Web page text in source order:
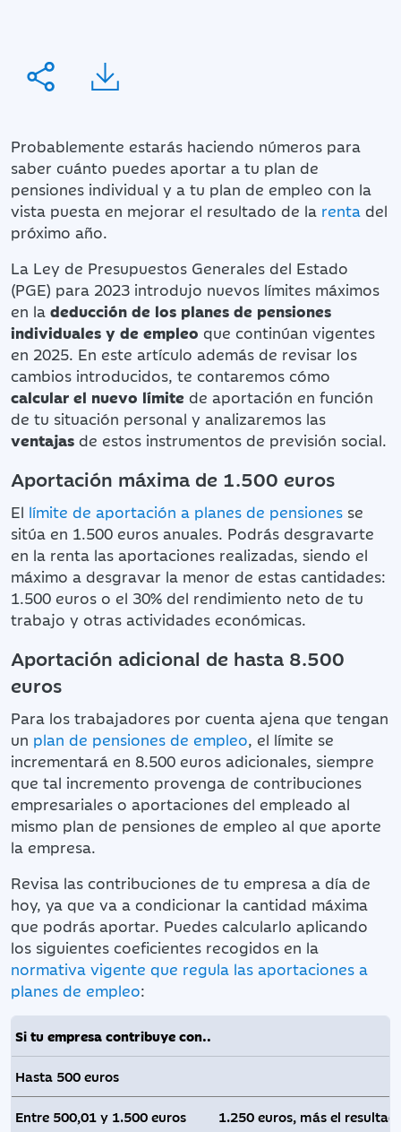
Probablemente estarás haciendo números para
saber cuánto puedes aportar a tu plan de
pensiones individual y a tu plan de empleo con la
vista puesta en mejorar el resultado de la renta del
próximo año.
La Ley de Presupuestos Generales del Estado
(PGE) para 2023 introdujo nuevos límites máximos
en la deducción de los planes de pensiones
individuales y de empleo que continúan vigentes
en 2025. En este artículo además de revisar los
cambios introducidos, te contaremos cómo
calcular el nuevo límite de aportación en función
de tu situación personal y analizaremos las
ventajas de estos instrumentos de previsión social.
Aportación máxima de 1.500 euros
El límite de aportación a planes de pensiones se
sitúa en 1.500 euros anuales. Podrás desgravarte
en la renta las aportaciones realizadas, siendo el
máximo a desgravar la menor de estas cantidades:
1.500 euros o el 30% del rendimiento neto de tu
trabajo y otras actividades económicas.
Aportación adicional de hasta 8.500
euros
Para los trabajadores por cuenta ajena que tengan
un plan de pensiones de empleo, el límite se
incrementará en 8.500 euros adicionales, siempre
que tal incremento provenga de contribuciones
empresariales o aportaciones del empleado al
mismo plan de pensiones de empleo al que aporte
la empresa.
Revisa las contribuciones de tu empresa a día de
hoy, ya que va a condicionar la cantidad máxima
que podrás aportar. Puedes calcularlo aplicando
los siguientes coeficientes recogidos en la
normativa vigente que regula las aportaciones a
planes de empleo:
Si tu empresa contribuye con..
Hasta 500 euros
Entre 500,01 y 1.500 euros 1.250 euros, más el